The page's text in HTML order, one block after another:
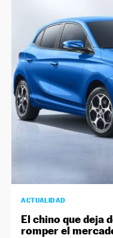
ACTUALIDAD
El chino que deja
romper el